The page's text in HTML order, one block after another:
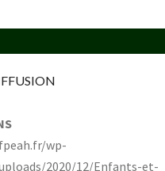
wp-
2020/12/Enfants-et-